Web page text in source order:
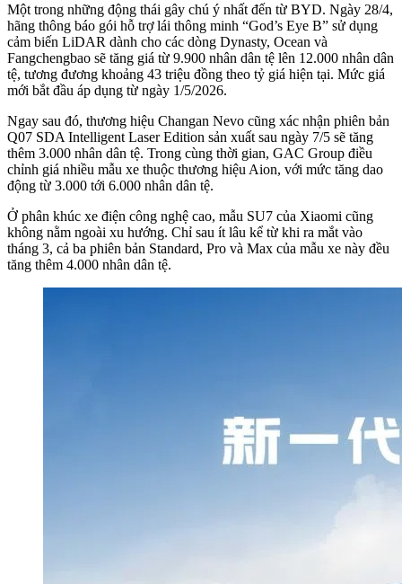
Một trong những động thái gây chú ý nhất đến từ BYD. Ngày 28/4,
hãng thông báo gói hỗ trợ lái thông minh “God’s Eye B” sử dụng
cảm biến LiDAR dành cho các dòng Dynasty, Ocean và
Fangchengbao sẽ tăng giá từ 9.900 nhân dân tệ lên 12.000 nhân dân
tệ, tương đương khoảng 43 triệu đồng theo tỷ giá hiện tại. Mức giá
mới bắt đầu áp dụng từ ngày 1/5/2026.
Ngay sau đó, thương hiệu Changan Nevo cũng xác nhận phiên bản
Q07 SDA Intelligent Laser Edition sản xuất sau ngày 7/5 sẽ tăng
thêm 3.000 nhân dân tệ. Trong cùng thời gian, GAC Group điều
chỉnh giá nhiều mẫu xe thuộc thương hiệu Aion, với mức tăng dao
động từ 3.000 tới 6.000 nhân dân tệ.
Ở phân khúc xe điện công nghệ cao, mẫu SU7 của Xiaomi cũng
không nằm ngoài xu hướng. Chỉ sau ít lâu kể từ khi ra mắt vào
tháng 3, cả ba phiên bản Standard, Pro và Max của mẫu xe này đều
tăng thêm 4.000 nhân dân tệ.